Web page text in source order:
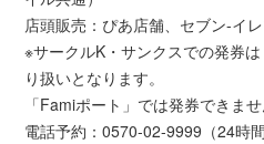
店頭販売：ぴあ店舗、セブン-イ
※サークルK・サンクスでの発券
り扱いとなります。
「Famiポート」では発券できませ
電話予約：0570-02-9999（24時間